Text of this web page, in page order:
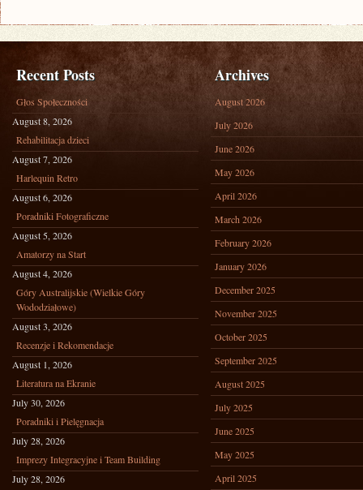
Recent Posts
Głos Społeczności
August 8, 2026
Rehabilitacja dzieci
August 7, 2026
Harlequin Retro
August 6, 2026
Poradniki Fotograficzne
August 5, 2026
Amatorzy na Start
August 4, 2026
Góry Australijskie (Wielkie Góry
Wododziałowe)
August 3, 2026
Recenzje i Rekomendacje
August 1, 2026
Literatura na Ekranie
July 30, 2026
Poradniki i Pielęgnacja
July 28, 2026
Imprezy Integracyjne i Team Building
July 28, 2026
Archives
August 2026
July 2026
June 2026
May 2026
April 2026
March 2026
February 2026
January 2026
December 2025
November 2025
October 2025
September 2025
August 2025
July 2025
June 2025
May 2025
April 2025